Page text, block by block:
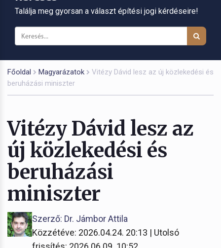
Találja meg gyorsan a választ építési jogi kérdéseire!
Főoldal Magyarázatok
Vitézy Dávid lesz az új közlekedési és
beruházási miniszter
Vitézy Dávid lesz az
új közlekedési és
beruházási
miniszter
Szerző: Dr. Jámbor Attila
Közzétéve: 2026.04.24. 20:13 | Utolsó